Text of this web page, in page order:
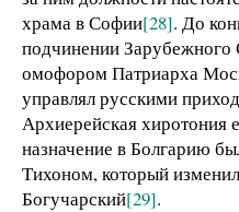
храма в Софии[28]. До
подчинении Зарубежного
омофором Патриарха
управлял русскими
Архиерейская хиротония
назначение в Болгарию
Тихоном, который
Богучарский[29].